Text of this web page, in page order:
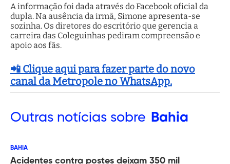
A informação foi dada através do Facebook oficial da
dupla. Na ausência da irmã, Simone apresenta-se
sozinha. Os diretores do escritório que gerencia a
carreira das Coleguinhas pediram compreensão e
apoio aos fãs.
📲 Clique aqui para fazer parte do novo
canal da Metropole no WhatsApp.
Outras notícias sobre Bahia
BAHIA
Acidentes contra postes deixam 350 mil